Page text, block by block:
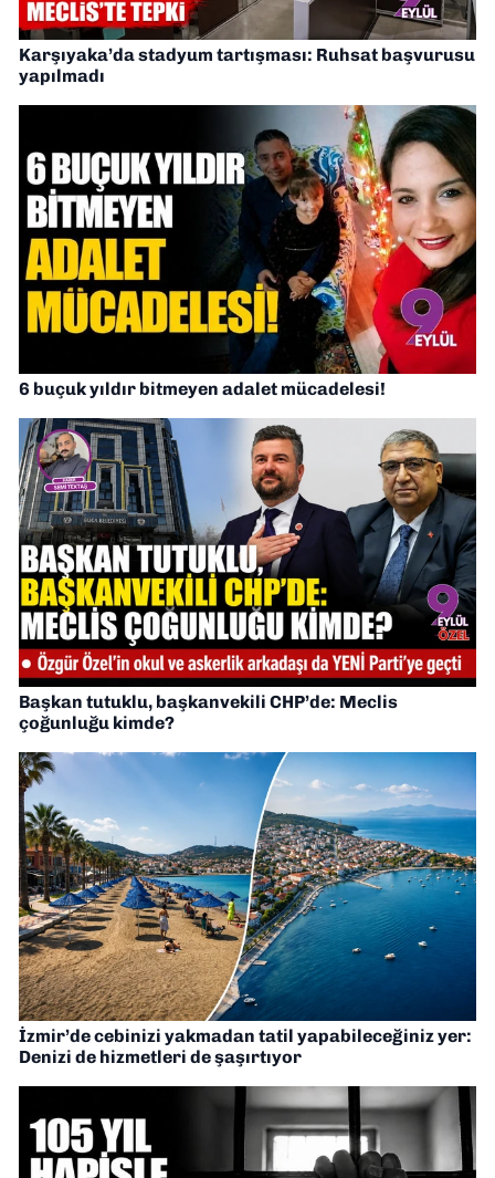
Karşıyaka’da stadyum tartışması: Ruhsat başvurusu
yapılmadı
6 buçuk yıldır bitmeyen adalet mücadelesi!
Başkan tutuklu, başkanvekili CHP’de: Meclis
çoğunluğu kimde?
İzmir’de cebinizi yakmadan tatil yapabileceğiniz yer:
Denizi de hizmetleri de şaşırtıyor